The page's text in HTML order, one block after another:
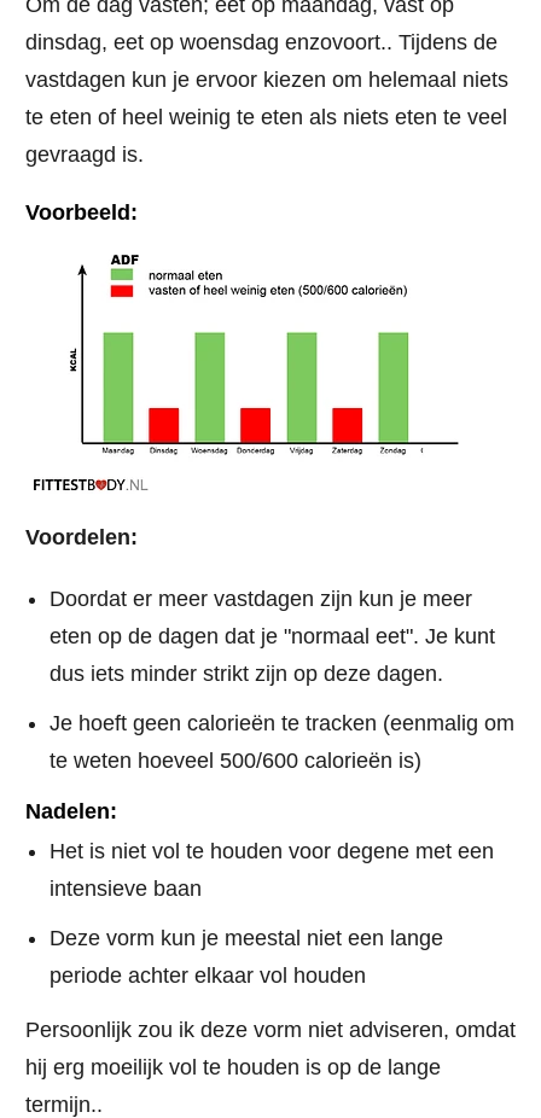
dinsdag, eet op woensdag enzovoort.. Tijdens de
vastdagen kun je ervoor kiezen om helemaal niets
te eten of heel weinig te eten als niets eten te veel
gevraagd is.
Voorbeeld:
Voordelen:
Doordat er meer vastdagen zijn kun je meer
eten op de dagen dat je "normaal eet". Je kunt
dus iets minder strikt zijn op deze dagen.
Je hoeft geen calorieën te tracken (eenmalig om
te weten hoeveel 500/600 calorieën is)
Nadelen:
Het is niet vol te houden voor degene met een
intensieve baan
Deze vorm kun je meestal niet een lange
periode achter elkaar vol houden
Persoonlijk zou ik deze vorm niet adviseren, omdat
hij erg moeilijk vol te houden is op de lange
termijn..